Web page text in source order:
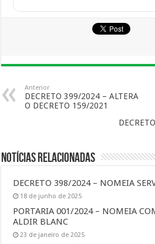
Anterior
DECRETO 399/2024 – ALTERA
O DECRETO 159/2021
Notícias Relacionadas
DECRETO 398/2024 – NOMEIA
18 de junho de 2025
PORTARIA 001/2024 – NOMEIA
ALDIR BLANC
23 de janeiro de 2025